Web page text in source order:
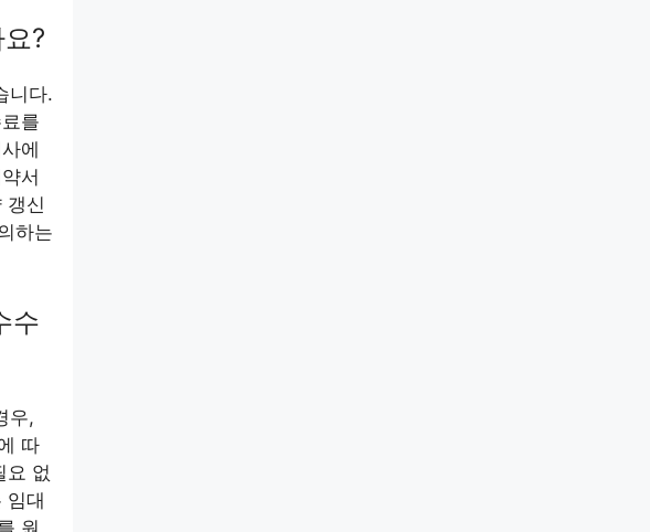
?
니다.
를
에
서
갱신
하는
수
우,
따
요 없
임대
원